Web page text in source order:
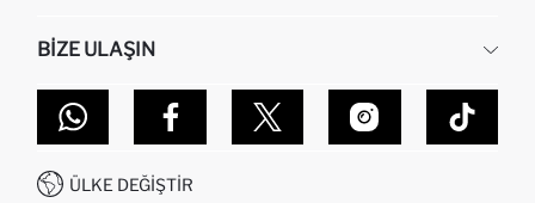
KURUMSAL SATIŞ
DEFACTO TEKNOLOJI
SITEMAP
SIPARIŞIMI NASIL TAKIP EDERIM?
NASIL İADE EDERIM?
GIFT CLUB SIKÇA SORULAN SORULAR
İŞLEM REHBERI
KAMPANYALAR
BIZE ULAŞIN
MAĞAZALARIMIZ
İLETIŞIM FORMU
0850 333 22 86
ÜLKE DEĞIŞTIR